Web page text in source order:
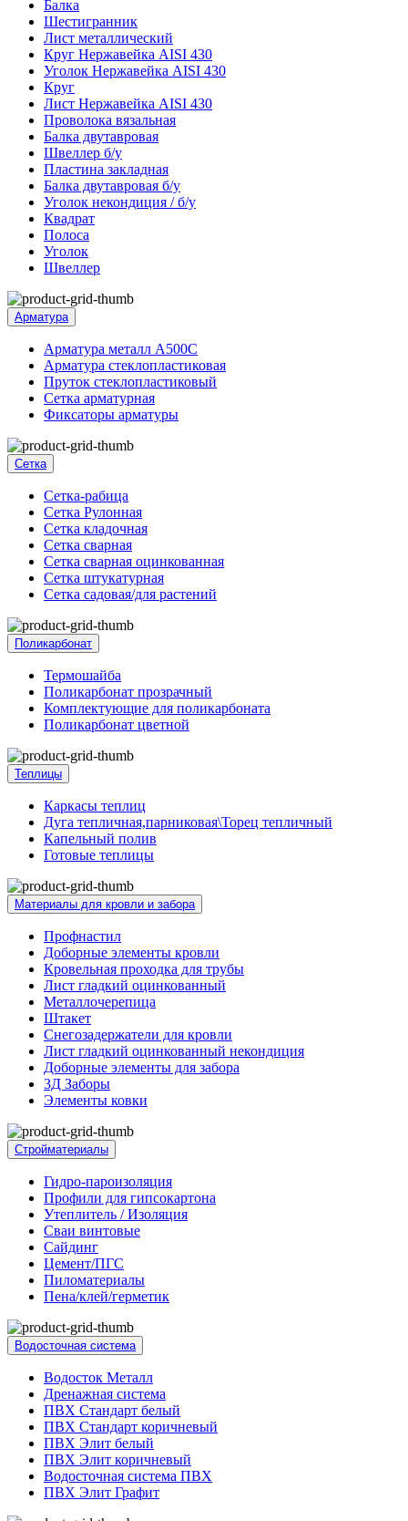
Балка
Шестигранник
Лист металлический
Круг Нержавейка AISI 430
Уголок Нержавейка AISI 430
Круг
Лист Нержавейка AISI 430
Проволока вязальная
Балка двутавровая
Швеллер б/у
Пластина закладная
Балка двутавровая б/у
Уголок некондиция / б/у
Квадрат
Полоса
Уголок
Швеллер
Арматура
Арматура металл А500С
Арматура стеклопластиковая
Пруток стеклопластиковый
Сетка арматурная
Фиксаторы арматуры
Сетка
Сетка-рабица
Сетка Рулонная
Сетка кладочная
Сетка сварная
Сетка сварная оцинкованная
Сетка штукатурная
Сетка садовая/для растений
Поликарбонат
Термошайба
Поликарбонат прозрачный
Комплектующие для поликарбоната
Поликарбонат цветной
Теплицы
Каркасы теплиц
Дуга тепличная,парниковая\Торец тепличный
Капельный полив
Готовые теплицы
Материалы для кровли и забора
Профнастил
Доборные элементы кровли
Кровельная проходка для трубы
Лист гладкий оцинкованный
Металлочерепица
Штакет
Снегозадержатели для кровли
Лист гладкий оцинкованный некондиция
Доборные элементы для забора
3Д Заборы
Элементы ковки
Стройматериалы
Гидро-пароизоляция
Профили для гипсокартона
Утеплитель / Изоляция
Сваи винтовые
Сайдинг
Цемент/ПГС
Пиломатериалы
Пена/клей/герметик
Водосточная система
Водосток Металл
Дренажная система
ПВХ Стандарт белый
ПВХ Стандарт коричневый
ПВХ Элит белый
ПВХ Элит коричневый
Водосточная система ПВХ
ПВХ Элит Графит